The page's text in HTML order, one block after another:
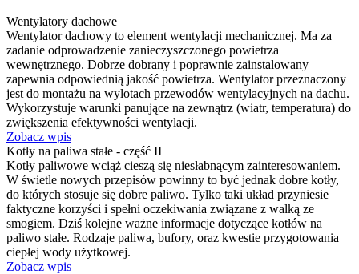
Wentylatory dachowe
Wentylator dachowy to element wentylacji mechanicznej. Ma za
zadanie odprowadzenie zanieczyszczonego powietrza
wewnętrznego. Dobrze dobrany i poprawnie zainstalowany
zapewnia odpowiednią jakość powietrza. Wentylator przeznaczony
jest do montażu na wylotach przewodów wentylacyjnych na dachu.
Wykorzystuje warunki panujące na zewnątrz (wiatr, temperatura) do
zwiększenia efektywności wentylacji.
Zobacz wpis
Kotły na paliwa stałe - część II
Kotły paliwowe wciąż cieszą się niesłabnącym zainteresowaniem.
W świetle nowych przepisów powinny to być jednak dobre kotły,
do których stosuje się dobre paliwo. Tylko taki układ przyniesie
faktyczne korzyści i spełni oczekiwania związane z walką ze
smogiem. Dziś kolejne ważne informacje dotyczące kotłów na
paliwo stałe. Rodzaje paliwa, bufory, oraz kwestie przygotowania
ciepłej wody użytkowej.
Zobacz wpis